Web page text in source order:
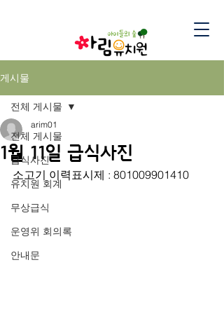
게시물
전체 게시물
급식사진
유치원 회계
무상급식
운영위 회의록
안내문
전체 게시물
1월 11일 급식사진
arim01
소고기 이력표시제 : 801009901410